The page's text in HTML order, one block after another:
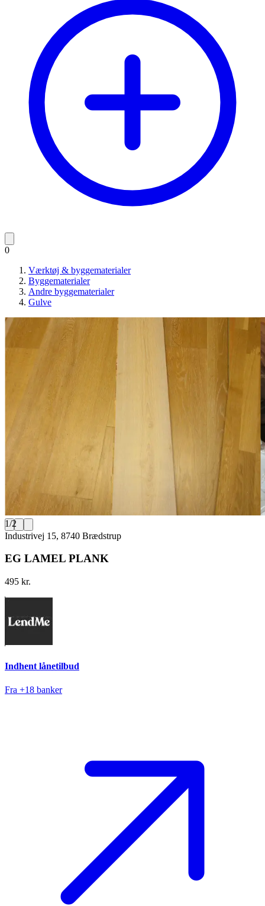
0
Værktøj & byggematerialer
Byggematerialer
Andre byggematerialer
Gulve
1/2
Industrivej 15, 8740 Brædstrup
EG LAMEL PLANK
495 kr.
Indhent lånetilbud
Fra +18 banker